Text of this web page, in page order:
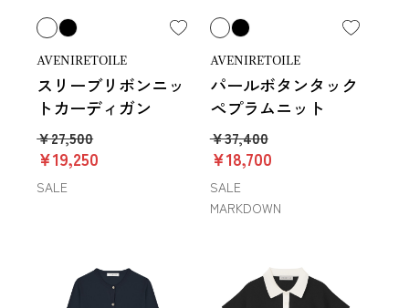
AVENIRETOILE
スリーブリボンニッ
トカーディガン
￥27,500
￥19,250
SALE
AVENIRETOILE
パールボタンタック
ペプラムニット
￥37,400
￥18,700
SALE
MARKDOWN